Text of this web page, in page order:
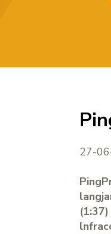
27-